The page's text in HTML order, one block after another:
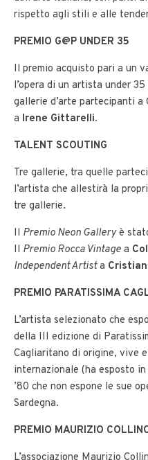
rispetto agli stili e alle
PREMIO G@P UNDER 35
Il premio acquisto pari a un
l’opera di un artista under
gallerie d’arte partecipanti a
a Irene Gittarelli.
TALENT SCOUTING
Tre gallerie, tra quelle
l’artista che allestirà la
tre gallerie.
Il Premio Neon Galleryè
Il Premio Rocca Vintage a
Independent Artista
PREMIO PARATISSIMA
L’artista selezionato che
della III edizione di
Cagliaritano di origine, vive
internazionale (ha esposto
’80 che non espone le sue
Sardegna.
PREMIO MAURIZIO
L’associazione Maurizio